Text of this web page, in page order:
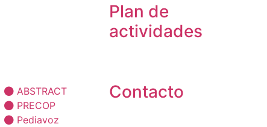
ABSTRACT
PRECOP
Pediavoz
Plan de
actividades
Contacto